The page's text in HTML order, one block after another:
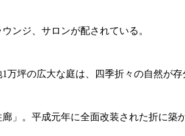
ンジ、サロンが配されている。
坪の広大な庭は、四季折々の自然が存
」。平成元年に全面改装された折に築